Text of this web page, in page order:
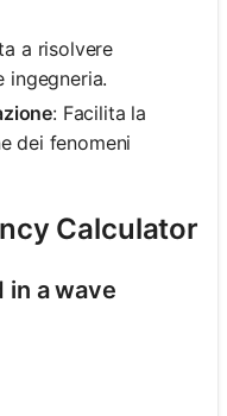
a risolvere
ingegneria.
: Facilita la
dei fenomeni
Calculator
in a wave